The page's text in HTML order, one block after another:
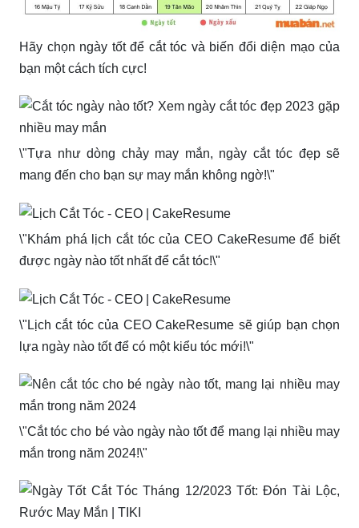
Hãy chọn ngày tốt để cắt tóc và biến đổi diện mạo của
bạn một cách tích cực!
\"Tựa như dòng chảy may mắn, ngày cắt tóc đẹp sẽ
mang đến cho bạn sự may mắn không ngờ!\"
\"Khám phá lịch cắt tóc của CEO CakeResume để biết
được ngày nào tốt nhất để cắt tóc!\"
\"Lịch cắt tóc của CEO CakeResume sẽ giúp bạn chọn
lựa ngày nào tốt để có một kiểu tóc mới!\"
\"Cắt tóc cho bé vào ngày nào tốt để mang lại nhiều may
mắn trong năm 2024!\"